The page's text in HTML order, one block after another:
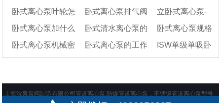
平躺安装，安装后有
无影响?
起来使用吗 注意事项
卧式离心泵叶轮怎
么拆?
卧式离心泵排气阀
在哪
立卧式离心泵-
ISW型卧式管道离
心泵
卧式离心泵加什么 卧式清水离心泵的
安装注意事项
卧式离心泵规格
型号参数表及结构
卧式离心泵机械密 卧式离心泵的工作 ISW单级单吸卧
上海沈泉泵阀制造有限公司管道离心泵,防爆管道离心泵，不锈钢管道离心泵型号